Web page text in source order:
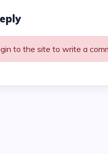
to the site to write a